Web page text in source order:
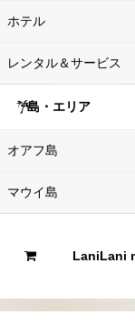
ホテル
レンタル＆サービス
島・エリア
オアフ島
マウイ島
LaniLani